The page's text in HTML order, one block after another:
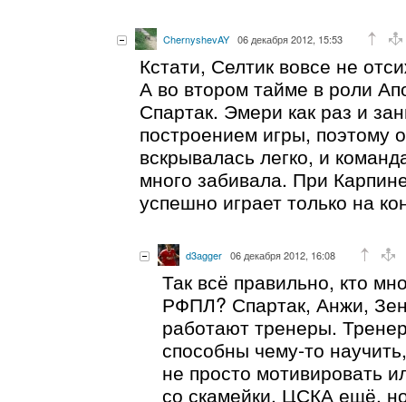
ChernyshevAY 06 декабря 2012, 15:53
Кстати, Селтик вовсе не
А во втором тайме в роли
Спартак. Эмери как раз и
построением игры, поэтому
вскрывалась легко, и
много забивала. При
успешно играет только на
d3agger 06 декабря 2012, 16:08
Так всё правильно, кто
РФПЛ? Спартак, Анжи,
работают тренеры.
способны чему-то
не просто мотивировать
со скамейки. ЦСКА ещё,